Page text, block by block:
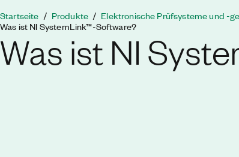
Startseite Produkte Elektronische Prüfsysteme und -
Was ist NI SystemLink™-Software?
Was ist NI